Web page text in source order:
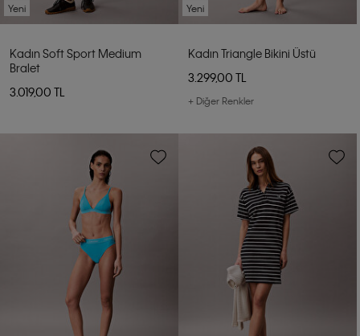
Yeni
Kadın Soft Sport Medium
Bralet
3.019,00 TL
Yeni
Kadın Triangle Bikini Üstü
3.299,00 TL
+ Diğer Renkler